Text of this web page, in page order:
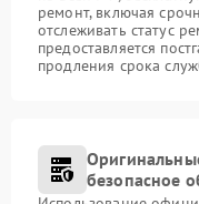
ремонт, включая
отслеживать статус
предоставляется
продления срока
безопасное